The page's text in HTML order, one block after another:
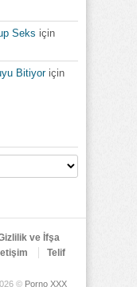
Seks için
Bitiyoriçin
ve İfşa
Telif
© Porno XXX